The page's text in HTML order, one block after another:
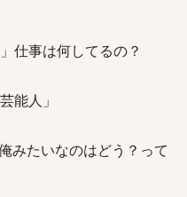
仕事は何してるの？
能人」
みたいなのはどう？って